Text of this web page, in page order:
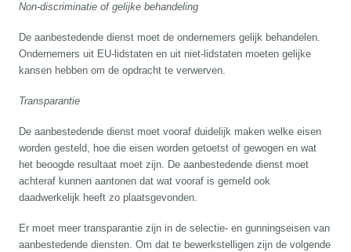
Non-discriminatie of gelijke behandeling
De aanbestedende dienst moet de ondernemers gelijk behandelen.
Ondernemers uit EU-lidstaten en uit niet-lidstaten moeten gelijke
kansen hebben om de opdracht te verwerven.
Transparantie
De aanbestedende dienst moet vooraf duidelijk maken welke eisen
worden gesteld, hoe die eisen worden getoetst of gewogen en wat
het beoogde resultaat moet zijn. De aanbestedende dienst moet
achteraf kunnen aantonen dat wat vooraf is gemeld ook
daadwerkelijk heeft zo plaatsgevonden.
Er moet meer transparantie zijn in de selectie- en gunningseisen van
aanbestedende diensten. Om dat te bewerkstelligen zijn de volgende